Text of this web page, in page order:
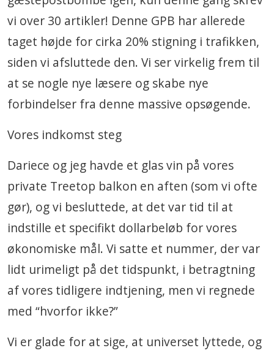
vi over 30 artikler! Denne GPB har allerede
taget højde for cirka 20% stigning i trafikken,
siden vi afsluttede den. Vi ser virkelig frem til
at se nogle nye læsere og skabe nye
forbindelser fra denne massive opsøgende.
Vores indkomst steg
Dariece og jeg havde et glas vin på vores
private Treetop balkon en aften (som vi ofte
gør), og vi besluttede, at det var tid til at
indstille et specifikt dollarbeløb for vores
økonomiske mål. Vi satte et nummer, der var
lidt urimeligt på det tidspunkt, i betragtning
af vores tidligere indtjening, men vi regnede
med “hvorfor ikke?”
Vi er glade for at sige, at universet lyttede, og